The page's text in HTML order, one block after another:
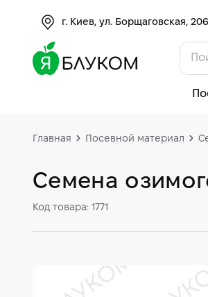
г. Киев, ул. Борщаговская, 206
Главная Посевной материал
Семена
Код товара: 1771